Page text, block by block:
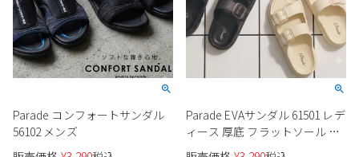
Parade
SKECHERS
new balance
ウェア
Parade
SKECHERS
Parade
SKECHERS
new balance
asics
ビジネスバッグ
トートバッグ
ショルダーバッグ
雑貨
ご利用ガイド
会員サービス
お問い合わせ
Parade コンフォートサンダル
56102 メンズ
Parade EVAサンダル 61501 レデ
ィース 厚底 フラットソール フ
ットベッド